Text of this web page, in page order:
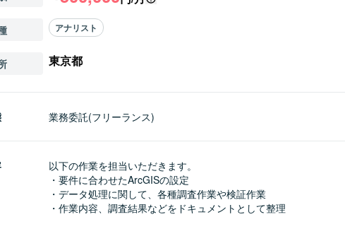
アナリスト
東京都
業務委託(フリーランス)
以下の作業を担当いただきます。
・要件に合わせたArcGISの設定
・データ処理に関して、各種調査作業や検証作業
・作業内容、調査結果などをドキュメントとして整理